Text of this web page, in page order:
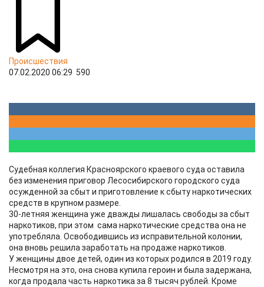
Происшествия
07.02.2020 06:29 590
Судебная коллегия Красноярского краевого суда оставила
без изменения приговор Лесосибирского городского суда
осужденной за сбыт и приготовление к сбыту наркотических
средств в крупном размере.
30-летняя женщина уже дважды лишалась свободы за сбыт
наркотиков, при этом сама наркотические средства она не
употребляла. Освободившись из исправительной колонии,
она вновь решила заработать на продаже наркотиков.
У женщины двое детей, один из которых родился в 2019 году.
Несмотря на это, она снова купила героин и была задержана,
когда продала часть наркотика за 8 тысяч рублей. Кроме